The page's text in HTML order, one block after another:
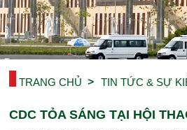
TRANG CHỦ TIN TỨC & SỰ
CDC TỎA SÁNG TẠI HỘI